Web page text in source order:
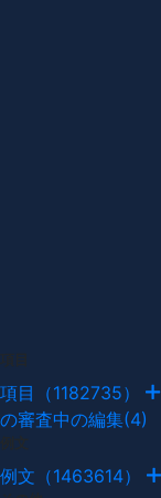
項目（1182735）
の審査中の編集(4)
例文（1463614）